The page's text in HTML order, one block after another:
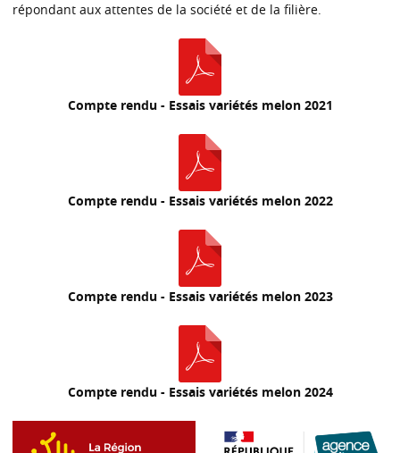
répondant aux attentes de la société et de la filière.
Compte rendu - Essais variétés melon 2021
Compte rendu - Essais variétés melon 2022
Compte rendu - Essais variétés melon 2023
Compte rendu - Essais variétés melon 2024